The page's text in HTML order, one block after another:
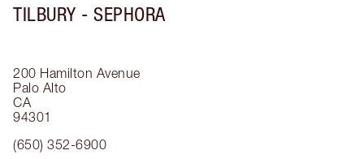
TILBURY - SEPHORA
200 Hamilton Avenue
Palo Alto
CA
94301
(650) 352-6900